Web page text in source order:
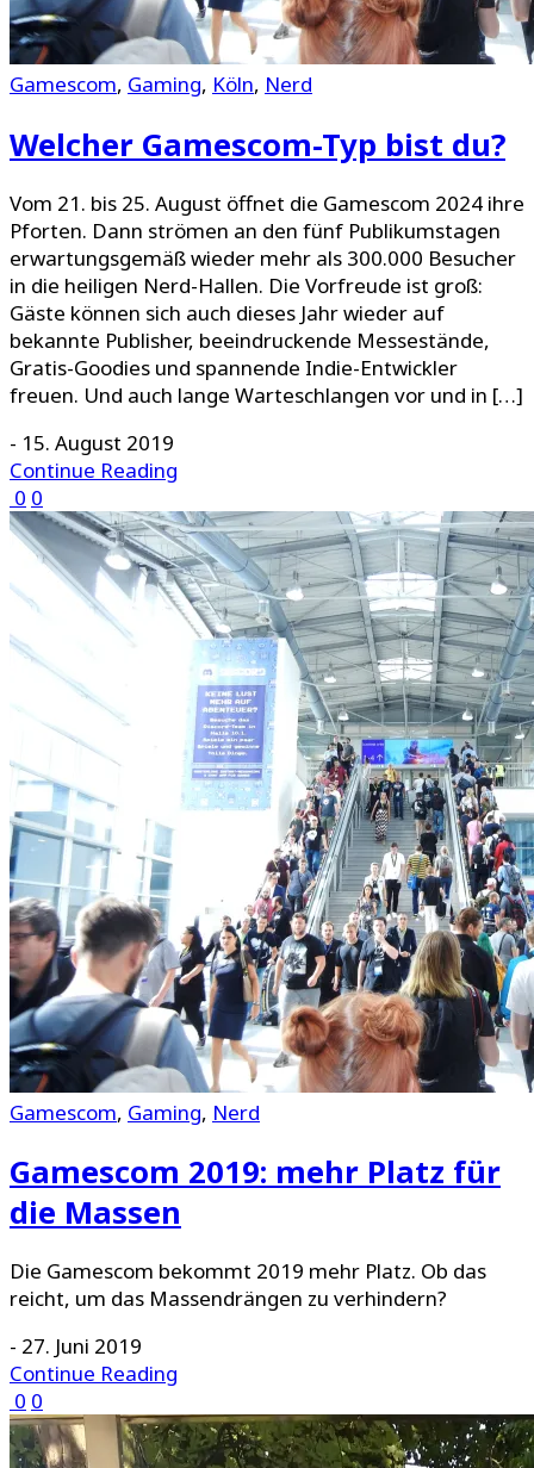
Gamescom, Gaming, Köln, Nerd
Welcher Gamescom-Typ bist du?
Vom 21. bis 25. August öffnet die Gamescom 2024 ihre
Pforten. Dann strömen an den fünf Publikumstagen
erwartungsgemäß wieder mehr als 300.000 Besucher
in die heiligen Nerd-Hallen. Die Vorfreude ist groß:
Gäste können sich auch dieses Jahr wieder auf
bekannte Publisher, beeindruckende Messestände,
Gratis-Goodies und spannende Indie-Entwickler
freuen. Und auch lange Warteschlangen vor und in […]
- 15. August 2019
Continue Reading
0 0
Gamescom, Gaming, Nerd
Gamescom 2019: mehr Platz für
die Massen
Die Gamescom bekommt 2019 mehr Platz. Ob das
reicht, um das Massendrängen zu verhindern?
- 27. Juni 2019
Continue Reading
0 0